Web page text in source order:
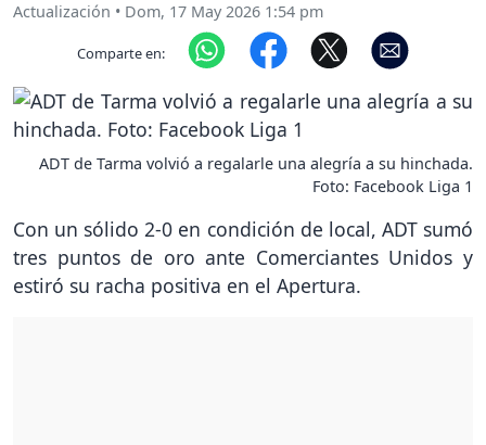
Actualización • Dom, 17 May 2026 1:54 pm
Comparte en:
ADT de Tarma volvió a regalarle una alegría a su hinchada.
Foto: Facebook Liga 1
Con un sólido 2-0 en condición de local, ADT sumó
tres puntos de oro ante Comerciantes Unidos y
estiró su racha positiva en el Apertura.